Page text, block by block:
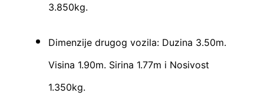
3.850kg.
Dimenzije drugog vozila: Duzina 3.50m.
Visina 1.90m. Sirina 1.77m i Nosivost
1.350kg.